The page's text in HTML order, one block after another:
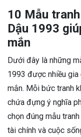
10 Mẫu
Dậu 1993
mắn
Dưới đây là những
1993 được nhiều gia
mắn. Mỗi bức tranh
chứa đựng ý nghĩa
chọn đúng mẫu
tài chính và cuộc